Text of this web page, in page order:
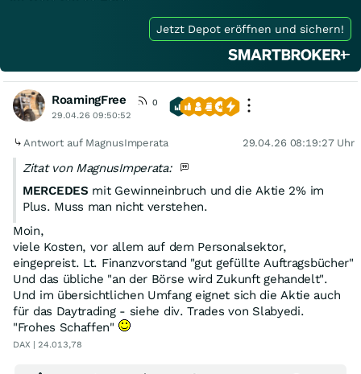
Jetzt Depot eröffnen und sichern!
RoamingFree
0
29.04.26 09:50:52
Antwort auf MagnusImperata 29.04.26 08:19:27 Uhr
Zitat von MagnusImperata:
MERCEDES mit Gewinneinbruch und die Aktie 2% im
Plus. Muss man nicht verstehen.
Moin,
viele Kosten, vor allem auf dem Personalsektor,
eingepreist. Lt. Finanzvorstand "gut gefüllte Auftragsbücher"
Und das übliche "an der Börse wird Zukunft gehandelt".
Und im übersichtlichen Umfang eignet sich die Aktie auch
für das Daytrading - siehe div. Trades von Slabyedi.
"Frohes Schaffen"
DAX | 24.013,78